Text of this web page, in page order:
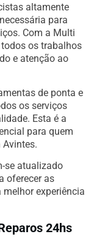
altamente
para
Com a Multi
todos os trabalhos
e atenção ao
de ponta e
os serviços
Esta é a
para quem
se atualizado
oferecer as
experiência
24hs